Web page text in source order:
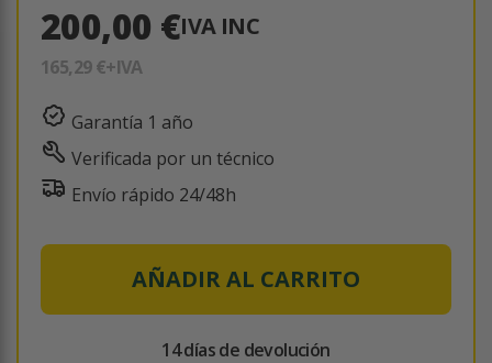
200,00 €IVA INC
165,29 €+IVA
Garantía 1 año
Verificada por un técnico
Envío rápido 24/48h
AÑADIR AL CARRITO
14 días de devolución